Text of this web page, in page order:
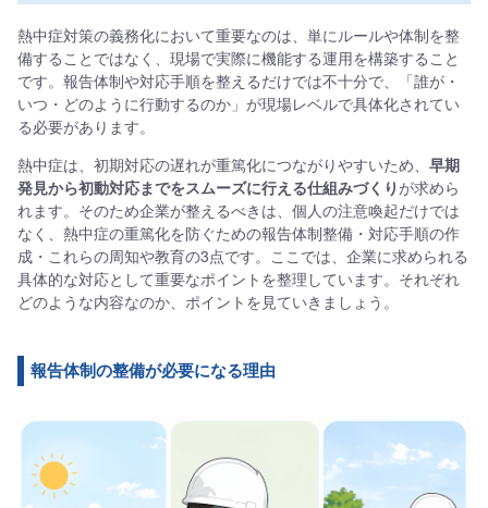
熱中症対策の義務化において重要なのは、単にルールや体制を整
備することではなく、現場で実際に機能する運用を構築すること
です。報告体制や対応手順を整えるだけでは不十分で、「誰が・
いつ・どのように行動するのか」が現場レベルで具体化されてい
る必要があります。
熱中症は、初期対応の遅れが重篤化につながりやすいため、 早期
発見から初動対応までをスムーズに行える仕組みづくり が求めら
れます。そのため企業が整えるべきは、個人の注意喚起だけでは
なく、熱中症の重篤化を防ぐための報告体制整備・対応手順の作
成・これらの周知や教育の3点です。ここでは、企業に求められる
具体的な対応として重要なポイントを整理しています。それぞれ
どのような内容なのか、ポイントを見ていきましょう。
報告体制の整備が必要になる理由